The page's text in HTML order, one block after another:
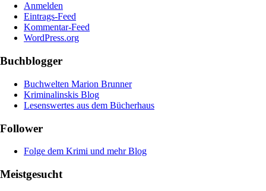
Anmelden
Eintrags-Feed
Kommentar-Feed
WordPress.org
Buchblogger
Buchwelten Marion Brunner
Kriminalinskis Blog
Lesenswertes aus dem Bücherhaus
Follower
Folge dem Krimi und mehr Blog
Meistgesucht